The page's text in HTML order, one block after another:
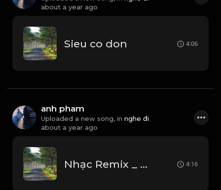
about a year ago
Sieu co don 4:06
anh pham
Uploaded a new song, in nghe đi
about a year ago
Nhạc Remix _ Nơi Tình Yêu Kết Thúc 4:16